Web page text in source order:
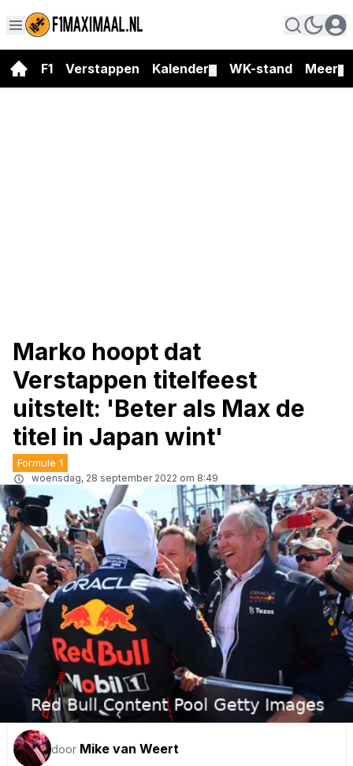
F1 Verstappen Kalender WK-stand Meer
Marko hoopt dat
Verstappen titelfeest
uitstelt: 'Beter als Max de
titel in Japan wint'
Formule 1
woensdag, 28 september 2022 om 8:49
door Mike van Weert